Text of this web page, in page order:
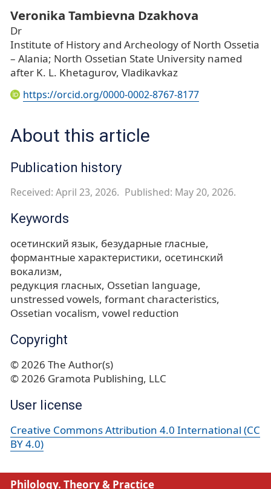
Veronika Tambievna Dzakhova
Dr
Institute of History and Archeology of North Ossetia
– Alania; North Ossetian State University named
after K. L. Khetagurov, Vladikavkaz
https://orcid.org/0000-0002-8767-8177
About this article
Publication history
Received: April 23, 2026. Published: May 20, 2026.
Keywords
осетинский язык безударные гласные
формантные характеристики, осетинский
вокализм
редукция гласных Ossetian language
unstressed vowels formant characteristics
Ossetian vocalism vowel reduction
Copyright
© 2026 The Author(s)
© 2026 Gramota Publishing, LLC
User license
Creative Commons Attribution 4.0 International (CC
BY 4.0)
Philology. Theory & Practice